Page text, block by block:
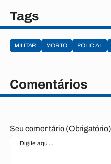
Tags
MILITAR MORTO POLICIAL
Comentários
Seu comentário (Obrigatório)